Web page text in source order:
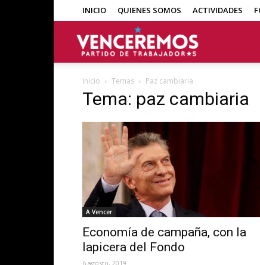
INICIO QUIENES SOMOS ACTIVIDADES
Inicio Temas Paz cambiaria
Tema: paz cambiaria
A Vencer
Economía de campaña, con la
lapicera del Fondo
6 agosto, 2019